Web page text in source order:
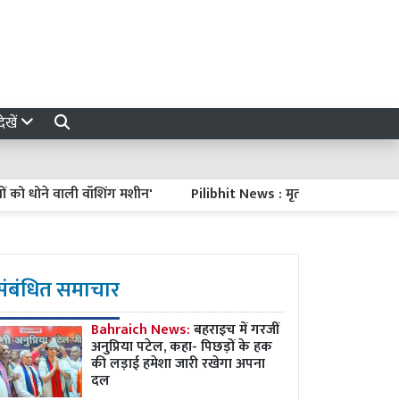
वाली वॉशिंग मशीन' Pilibhit News : मृतका के परिवार ने जांच
समाचार
Bahraich News:बहराइच में गरजीं
अनुप्रिया पटेल, कहा- पिछड़ों के हक
की लड़ाई हमेशा जारी रखेगा अपना
दल